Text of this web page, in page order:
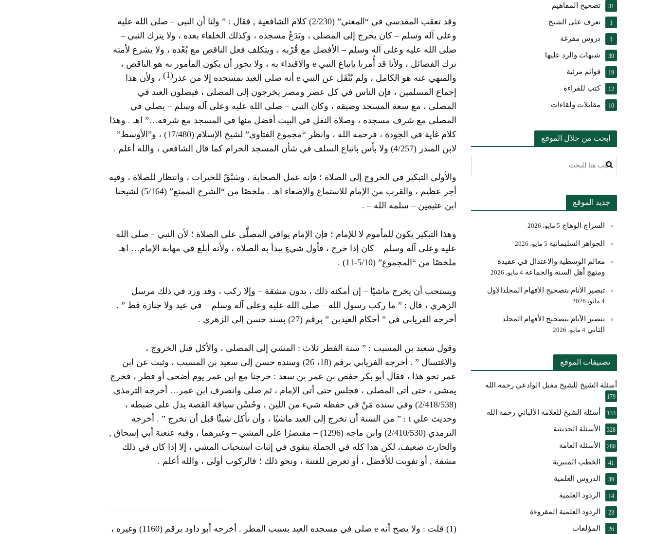
وقد تعقب المقدسي في “المغني” (2/230) كلام الشافعية , فقال : ” ولنا أن النبي – صلى الله عليه
وعلى آله وسلم – كان يخرج إلى المصلى ، ويَدَعُ مسجده ، وكذلك الخلفاء بعده ، ولا يترك النبي –
صلى الله عليه وعلى آله وسلم – الأفضل مع قُرْبه ، ويتكلف فعل الناقص مع بُعْده ، ولا يشرع لأمته
ترك الفضائل ، ولأنا قد أُمرنا باتباع النبي eوالاقتداء به ، ولا يجوز أن يكون المأمور به هو الناقص ،
والمنهي عنه هو الكامل ، ولم يُنْقَل عن النبي eأنه صلى العيد بمسجده إلا من عذر (1)
، ولأن هذا
إجماع المسلمين ، فإن الناس في كل عصر ومصر يخرجون إلى المصلى ، فيصلون العيد في
المصلى ، مع سعة المسجد وضيقه ، وكان النبي – صلى الله عليه وعلى آله وسلم – يصلي في
المصلى مع شرف مسجده ، وصلاة النفل في البيت أفضل منها في المسجد مع شرفه…” اهـ . وهذا
كلام غاية في الجودة ، فرحمه الله ، وانظر “مجموع الفتاوى” لشيخ الإسلام (17/480) ، و”الأوسط”
لابن المنذر (4/257) ولا بأس باتباع السلف في شأن المسجد الحرام كما قال الشافعي ، والله أعلم .
والأولى التبكير في الخروج إلى الصلاة ؛ فإنه عمل الصحابة ، وسَبْقٌ للخيرات ، وانتظار للصلاة ، وفيه
أجر عظيم ، والقرب من الإمام للاستماع والإصغاء اهـ . ملخصًا من “الشرح الممتع” (5/164) لشيخنا
ابن عثيمين – سلمه الله – .
وهذا التبكير يكون للمأموم لا للإمام ؛ فإن الإمام يوافي المصلَّى على الصلاة ؛ لأن النبي – صلى الله
عليه وعلى آله وسلم – كان إذا خرج ، فأول شيءٍ يبدأ به الصلاة ، ولأنه أبلغ في مهابة الإمام… اهـ
ملخصًا من “المجموع” (5/10-11) .
ويستحب أن يخرج ماشيًا – إن أمكنه ذلك ، بدون مشقة – وإلا ركب ، وقد ورد في ذلك مرسل
الزهري ، قال : ” ما ركب رسول الله – صلى الله عليه وعلى آله وسلم – في عيد ولا جنازة قط ” .
أخرجه الفريابي في ” أحكام العيدين ” برقم (27) بسند حسن إلى الزهري .
وقول سعيد بن المسيب : ” سنة الفطر ثلاث : المشي إلى المصلى ، والأكل قبل الخروج ،
والاغتسال ” . أخرجه الفريابي برقم (18، 26) وسنده حسن إلى سعيد بن المسيب ، وثبت عن ابن
عمر نحو هذا ، فقال أبو بكر حفص بن عمر بن سعد : خرجنا مع ابن عمر يوم أضحى أو فطر ، فخرج
يمشي ، حتى أتى المصلى ، فجلس حتى أتى الإمام ، ثم صلى وانصرف ابن عمر… أخرجه الترمذي
(2/418/538) وفي سنده مَنْ في حفظه شيء من اللين ، وحُسْن سياقة القصة يدل على ضبطه ،
وحديث علي t: ” من السنة أن تخرج إلى العيد ماشيًا ، وأن تأكل شيئًا قبل أن تخرج ” . أخرجه
الترمذي (2/410/530) وابن ماجه (1296) – مقتصرًا على المشي – وغيرهما ، وفيه عنعنة أبي إسحاق ,
والحارث ضعيف، لكن هذا كله في الجملة يتقوى في إثبات استحباب المشي ، إلا إذا كان في ذلك
مشقة , أو تفويت للأفضل ، أو تعرض للفتنة ، ونحو ذلك ؛ فالركوب أولى ، والله أعلم .
(1) قلت : ولا يصح أنه e
صلى في مسجده العيد بسبب المطر . أخرجه أبو داود برقم (1160) وغيره ،
تصحيح المفاهيم 31
تعرف على الشيخ 1
دروس مفرغة 1
شبهات والرد عليها 39
قوائم مرئية 19
كتب للقراءة 12
مقابلات ولقاءات 10
ابحث من خلال الموقع
جديد الموقع
السراج الوهاج 5 مايو، 2026
الجواهر السليمانية 5 مايو، 2026
معالم الوسطية والاعتدال في عقيدة
ومنهج أهل السنة والجماعة 4 مايو، 2026
تبصير الأنام بتصحيح الأفهام المجلدالأول
4 مايو، 2026
تبصير الأنام بتصحيح الأفهام المجلد
الثاني 4 مايو، 2026
تصنيفات الموقع
أسئلة الشيخ للشيخ مقبل الوادعي رحمه الله
179
أسئلة الشيخ للعلامة الألباني رحمه الله 133
الأسئلة الحديثية 328
الأسئلة العامة 280
الخطب المنبرية 41
الدروس العلمية 39
الردود العلمية 14
الردود العلمية المقروءة 23
المؤلفات 26